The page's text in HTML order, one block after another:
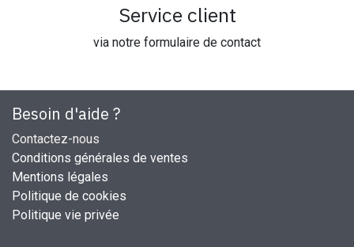
Service client
via notre formulaire de contact
Besoin d'aide ?
Contactez-nous
Conditions générales de ventes
Mentions légales
Politique de cookies
Politique vie privée